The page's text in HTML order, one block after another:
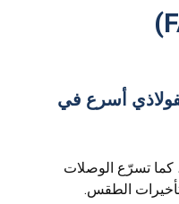
أسرع في
كما تسرّع الوصلات
الطقس.